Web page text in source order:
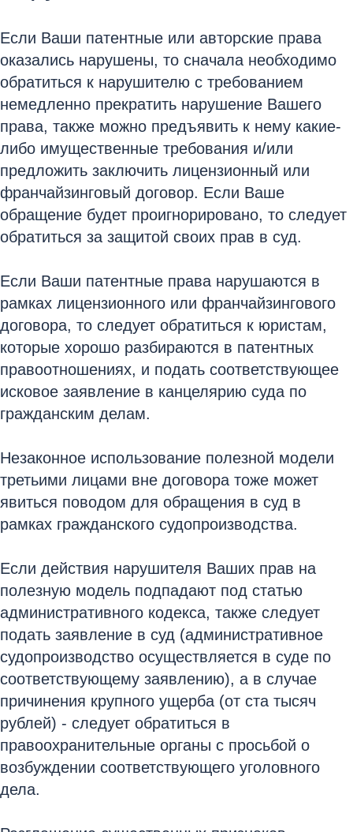
Если Ваши патентные или авторские права
оказались нарушены, то сначала необходимо
обратиться к нарушителю с требованием
немедленно прекратить нарушение Вашего
права, также можно предъявить к нему какие-
либо имущественные требования и/или
предложить заключить лицензионный или
франчайзинговый договор. Если Ваше
обращение будет проигнорировано, то следует
обратиться за защитой своих прав в суд.
Если Ваши патентные права нарушаются в
рамках лицензионного или франчайзингового
договора, то следует обратиться к юристам,
которые хорошо разбираются в патентных
правоотношениях, и подать соответствующее
исковое заявление в канцелярию суда по
гражданским делам.
Незаконное использование полезной модели
третьими лицами вне договора тоже может
явиться поводом для обращения в суд в
рамках гражданского судопроизводства.
Если действия нарушителя Ваших прав на
полезную модель подпадают под статью
административного кодекса, также следует
подать заявление в суд (административное
судопроизводство осуществляется в суде по
соответствующему заявлению), а в случае
причинения крупного ущерба (от ста тысяч
рублей) - следует обратиться в
правоохранительные органы с просьбой о
возбуждении соответствующего уголовного
дела.